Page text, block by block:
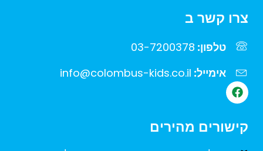
צרו קשר ב
טלפון: 03-7200378
אימייל: info@colombus-kids.co.il
F
a
b
קישורים מהירים